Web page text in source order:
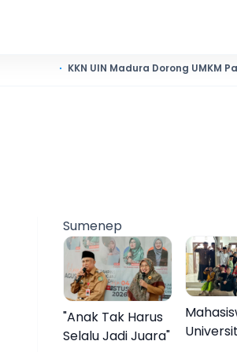
KKN UIN Madura Dorong UMKM Pademawu
Sumenep
"Anak Tak Harus
Selalu Jadi Juara"